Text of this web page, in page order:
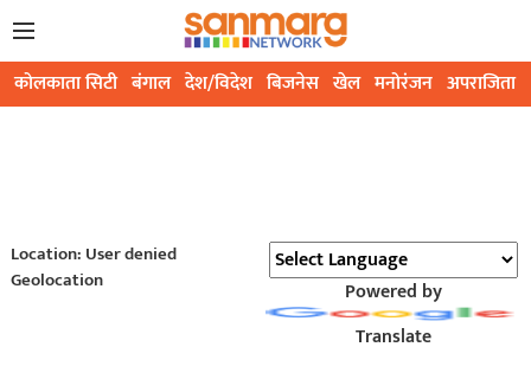
कोलकाता सिटी बंगाल देश/विदेश बिजनेस खेल मनोरंजन अपराजिता
Location: User denied
Geolocation
Powered by
Translate